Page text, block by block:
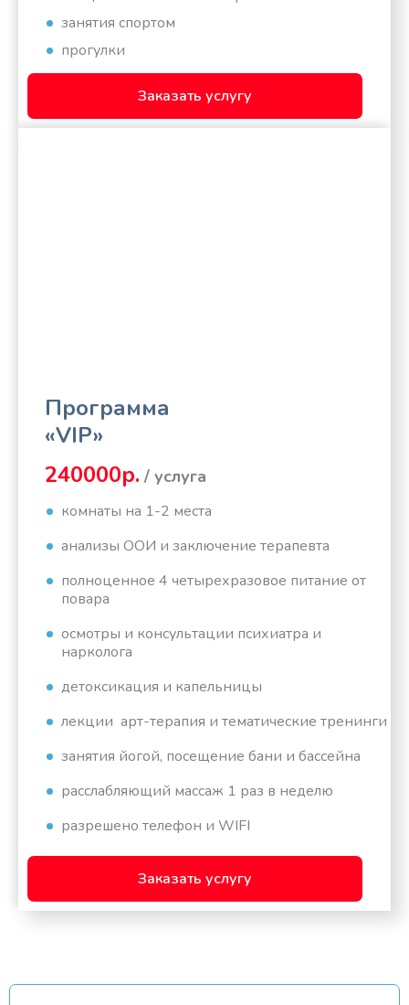
занятия спортом
прогулки
Заказать услугу
Программа
«VIP»
240000р. / услуга
комнаты на 1-2 места
анализы ООИ и заключение терапевта
полноценное 4 четырехразовое питание от
повара
осмотры и консультации психиатра и
нарколога
детоксикация и капельницы
лекции арт-терапия и тематические тренинги
занятия йогой, посещение бани и бассейна
расслабляющий массаж 1 раз в неделю
разрешено телефон и WIFI
Заказать услугу